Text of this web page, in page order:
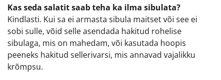
Kas seda salatit saab teha ka ilma sibulata?
Kindlasti. Kui sa ei armasta sibula maitset või see ei
sobi sulle, võid selle asendada hakitud rohelise
sibulaga, mis on mahedam, või kasutada hoopis
peeneks hakitud sellerivarsi, mis annavad vajalikku
krõmpsu.